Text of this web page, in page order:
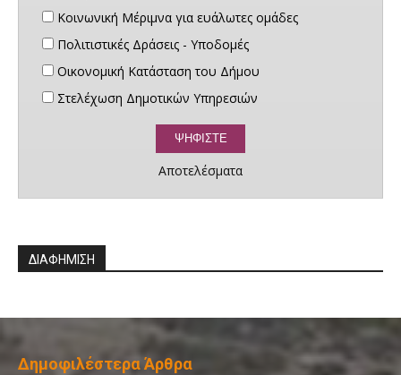
Κοινωνική Μέριμνα για ευάλωτες ομάδες
Πολιτιστικές Δράσεις - Υποδομές
Οικονομική Κατάσταση του Δήμου
Στελέχωση Δημοτικών Υπηρεσιών
Αποτελέσματα
ΔΙΑΦΗΜΙΣΗ
Δημοφιλέστερα Άρθρα